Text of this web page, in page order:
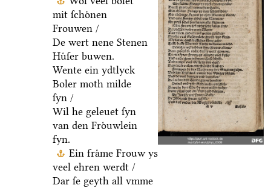
mit ſchoͤnen
Frouwen /
De wert nene Stenen
Huͤſer buwen.
Wente ein ydtlyck
Boler moth milde
ſyn /
Wil he geleuet ſyn
van den Froͤuwlein
fyn.
Ein fraͤme Frouw ys
veel ehren werdt /
Dar ſe geyth all vmme